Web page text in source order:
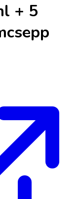
+ 5